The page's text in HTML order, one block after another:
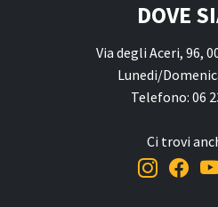
DOVE
Via degli Aceri, 96,
Lunedi/
Telefono: 06
Ci trovi